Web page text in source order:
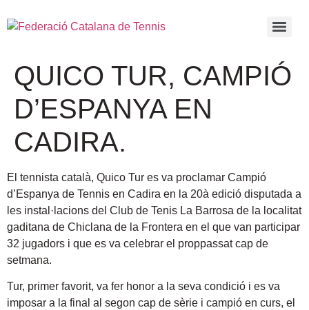
QUICO TUR, CAMPIÓ
D’ESPANYA EN
CADIRA.
El tennista català, Quico Tur es va proclamar Campió
d’Espanya de Tennis en Cadira en la 20à edició disputada a
les instal·lacions del Club de Tenis La Barrosa de la localitat
gaditana de Chiclana de la Frontera en el que van participar
32 jugadors i que es va celebrar el proppassat cap de
setmana.
Tur, primer favorit, va fer honor a la seva condició i es va
imposar a la final al segon cap de sèrie i campió en curs, el